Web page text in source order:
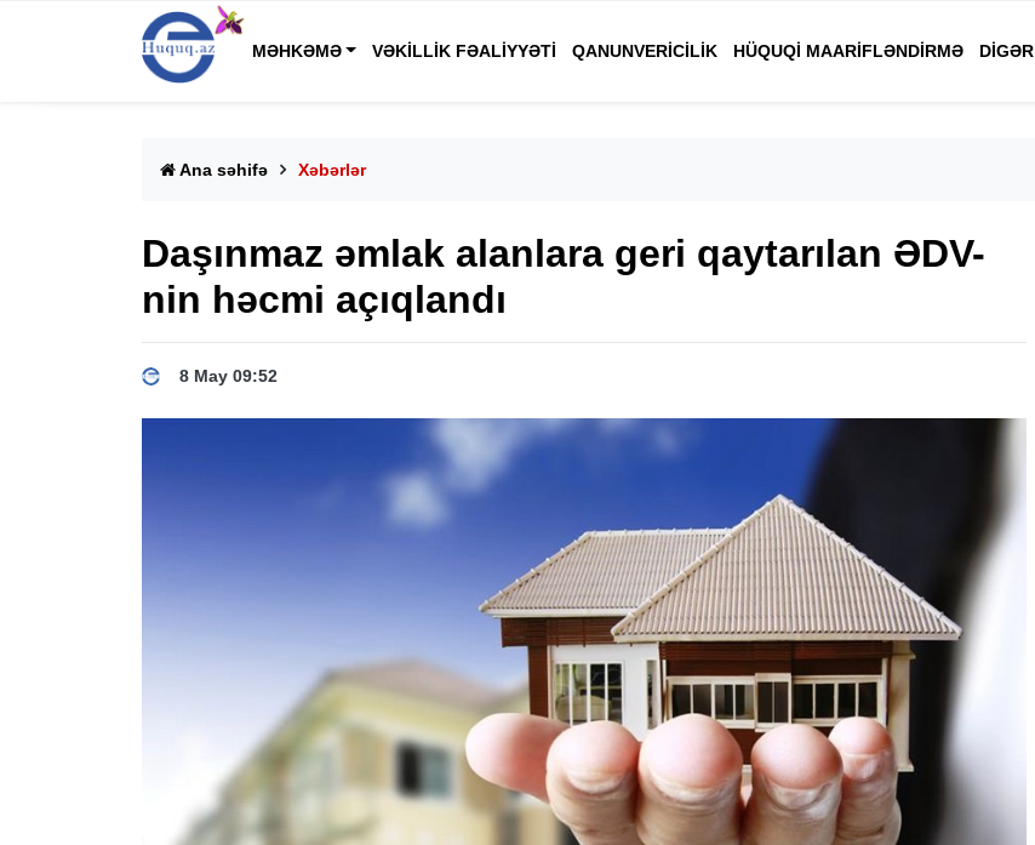
MƏHKƏMƏ VƏKILLIK FƏALIYYƏTI QANUNVERICILIK HÜQUQI MAARIFLƏNDIRMƏ DIGƏR
Ana səhifə Xəbərlər
Daşınmaz əmlak alanlara geri qaytarılan ƏDV-
nin həcmi açıqlandı
8 May 09:52